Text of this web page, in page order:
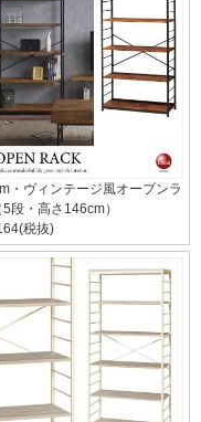
・ヴィンテージ風オープンラ
5段・高さ146cm）
税抜)